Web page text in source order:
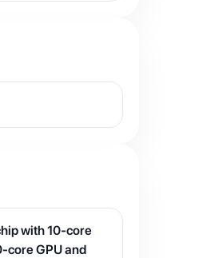
with 10-core
core GPU and